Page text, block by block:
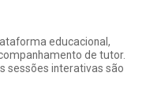
educacional,
de tutor.
sessões interativas são